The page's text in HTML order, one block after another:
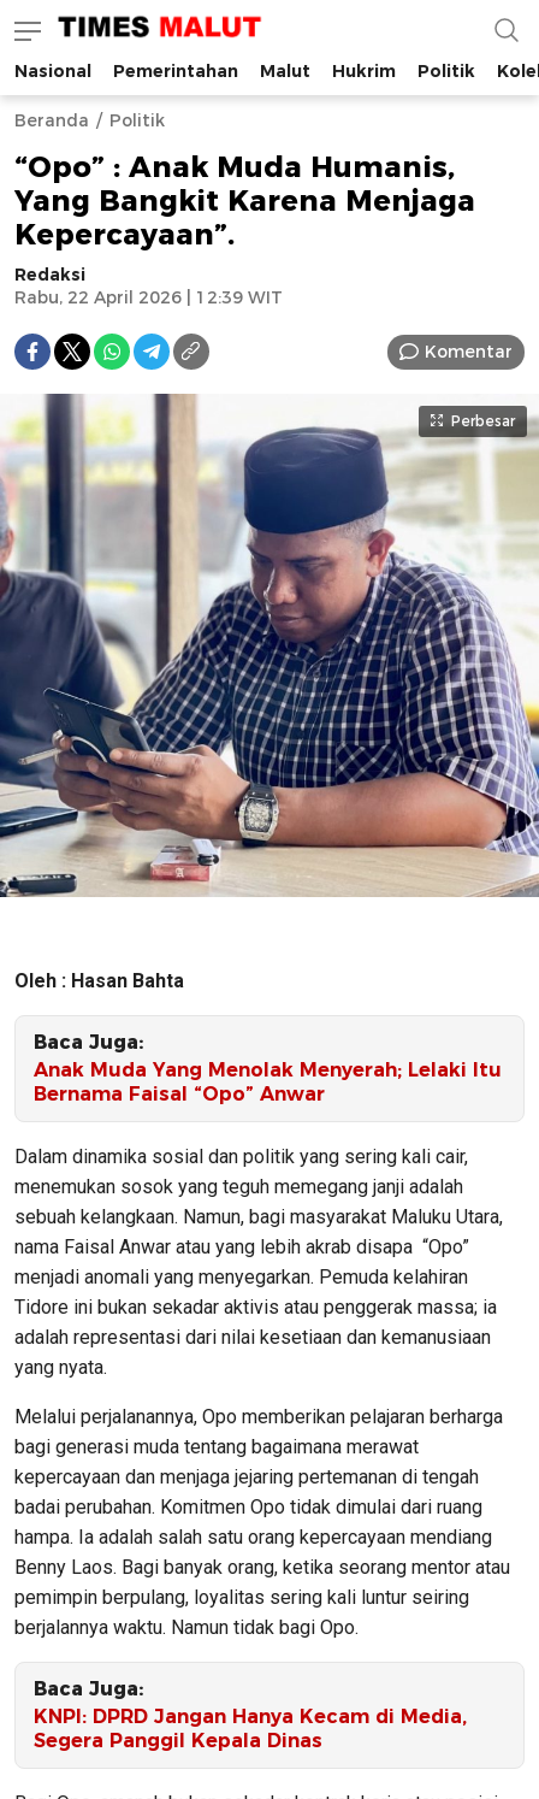
Times Malut
Berita Maluku Utara Terbaru
Nasional Pemerintahan Malut Hukrim Politik
Beranda Politik
“Opo” : Anak Muda Humanis,
Yang Bangkit Karena Menjaga
Kepercayaan”.
Redaksi
Rabu, 22 April 2026 | 12:39 WIT
Komentar
Perbesar
Oleh : Hasan Bahta
Baca Juga:
Anak Muda Yang Menolak Menyerah; Lelaki Itu
Bernama Faisal “Opo” Anwar
Dalam dinamika sosial dan politik yang sering kali cair,
menemukan sosok yang teguh memegang janji adalah
sebuah kelangkaan. Namun, bagi masyarakat Maluku Utara,
nama Faisal Anwar atau yang lebih akrab disapa “Opo”
menjadi anomali yang menyegarkan. Pemuda kelahiran
Tidore ini bukan sekadar aktivis atau penggerak massa; ia
adalah representasi dari nilai kesetiaan dan kemanusiaan
yang nyata.
Melalui perjalanannya, Opo memberikan pelajaran berharga
bagi generasi muda tentang bagaimana merawat
kepercayaan dan menjaga jejaring pertemanan di tengah
badai perubahan. Komitmen Opo tidak dimulai dari ruang
hampa. Ia adalah salah satu orang kepercayaan mendiang
Benny Laos. Bagi banyak orang, ketika seorang mentor atau
pemimpin berpulang, loyalitas sering kali luntur seiring
berjalannya waktu. Namun tidak bagi Opo.
Baca Juga:
KNPI: DPRD Jangan Hanya Kecam di Media,
Segera Panggil Kepala Dinas